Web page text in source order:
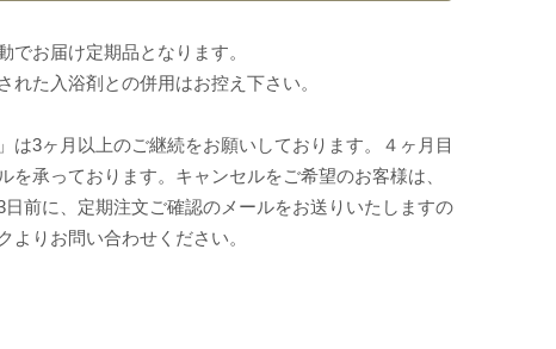
でお届け定期品となります。
れた入浴剤との併用はお控え下さい。
は3ヶ月以上のご継続をお願いしております。４ヶ月目
を承っております。キャンセルをご希望のお客様は、
日前に、定期注文ご確認のメールをお送りいたしますの
よりお問い合わせください。